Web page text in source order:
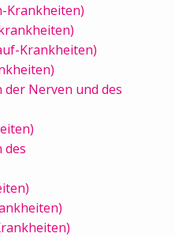
Krankheiten)
Krankheiten)
Nerven und des
des